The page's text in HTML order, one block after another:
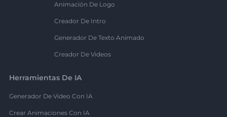
Animación De Logo
Creador De Intro
Generador De Texto Animado
Creador De Videos
Herramientas De IA
Generador De Video Con IA
Crear Animaciones Con IA